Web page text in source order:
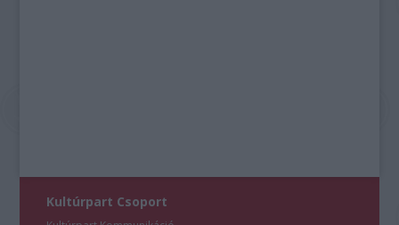
Kultúrpart Csoport